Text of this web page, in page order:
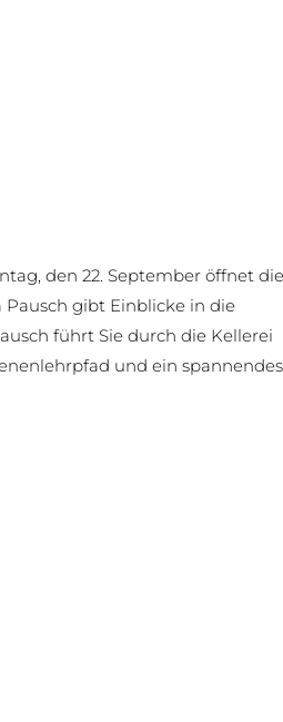
den 22. September öffnet die
gibt Einblicke in die
führt Sie durch die Kellerei
und ein spannendes